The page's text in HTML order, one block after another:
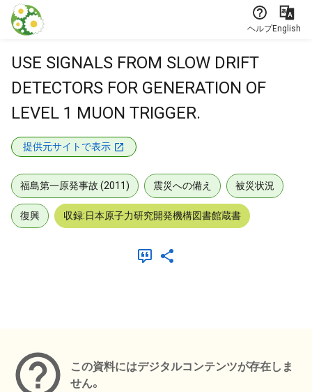
本文に飛ぶ
ヘルプEnglish
USE SIGNALS FROM SLOW DRIFT
DETECTORS FOR GENERATION OF
LEVEL 1 MUON TRIGGER.
提供元サイトで表示
福島第一原発事故 (2011) 震災への備え 被災状況
復興 収録:日本原子力研究開発機構図書館蔵書
この資料にはデジタルコンテンツが存在しま
せん。